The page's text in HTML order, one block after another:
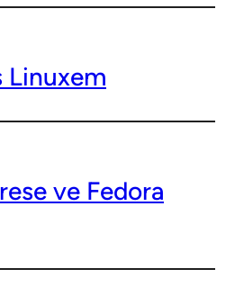
Linuxem
ve Fedora